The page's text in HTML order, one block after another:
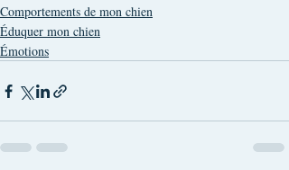
Comportements de mon chien
Éduquer mon chien
Émotions